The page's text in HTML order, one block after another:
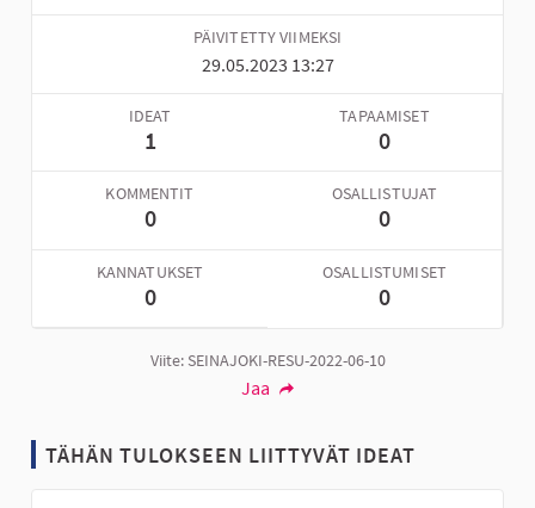
PÄIVITETTY VIIMEKSI
29.05.2023 13:27
IDEAT
1
TAPAAMISET
0
KOMMENTIT
0
OSALLISTUJAT
0
KANNATUKSET
0
OSALLISTUMISET
0
Viite: SEINAJOKI-RESU-2022-06-10
Jaa
TÄHÄN TULOKSEEN LIITTYVÄT IDEAT